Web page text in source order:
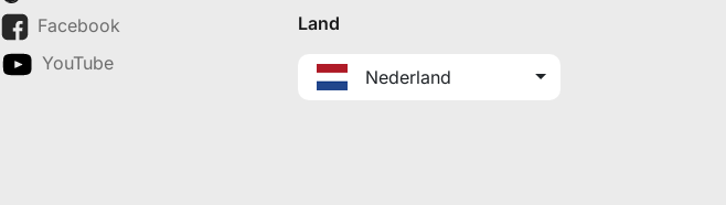
Facebook
YouTube
Land
Nederland